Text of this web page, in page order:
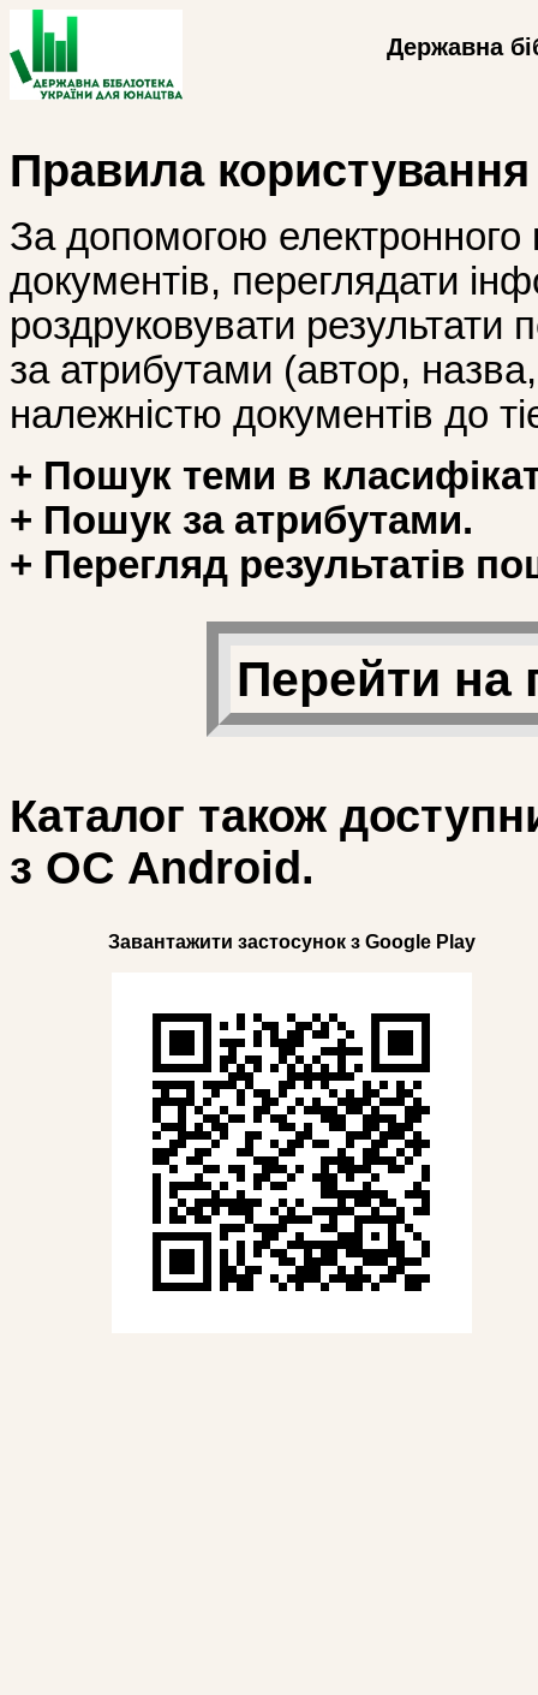
Державна
Правила
За допомогою
документів, переглядати
роздруковувати
за атрибутами (автор, назва,
належністю документів до
+ Пошук теми в
+ Пошук за атрибутами.
+ Перегляд результатів
Перейти на
Каталог також
з ОС Android.
Завантажити застосунок з Google Play